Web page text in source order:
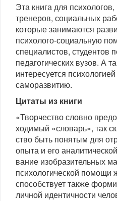
Эта книга для психологов,
тренеров, социальных
которые занимаются
психолого-социальную
специалистов, студентов
педагогических вузов. А
интересуется
саморазвитию.
Цитаты из книги
«Творчество словно
ходимый «словарь», так
ство быть понятым для
опыта и его
вание изобразительных
пси­хологической помощи
способствует также
личной иден­тичности